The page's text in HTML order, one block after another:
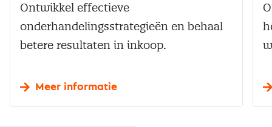
Ontwikkel effectieve
onderhandelingsstrategieën en behaal
betere resultaten in inkoop.
Meer informatie